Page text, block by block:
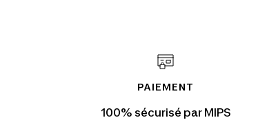
PAIEMENT
100% sécurisé par MIPS